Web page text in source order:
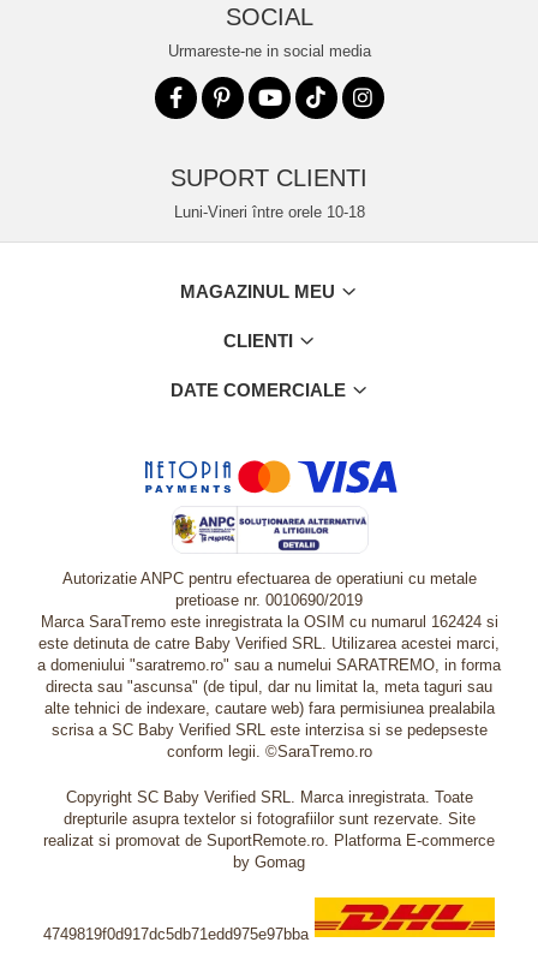
SOCIAL
Urmareste-ne in social media
SUPORT CLIENTI
Luni-Vineri între orele 10-18
MAGAZINUL MEU
CLIENTI
DATE COMERCIALE
Autorizatie ANPC pentru efectuarea de operatiuni cu metale
pretioase nr. 0010690/2019
Marca SaraTremo este inregistrata la OSIM cu numarul 162424 si
este detinuta de catre Baby Verified SRL. Utilizarea acestei marci,
a domeniului "saratremo.ro" sau a numelui SARATREMO, in forma
directa sau "ascunsa" (de tipul, dar nu limitat la, meta taguri sau
alte tehnici de indexare, cautare web) fara permisiunea prealabila
scrisa a SC Baby Verified SRL este interzisa si se pedepseste
conform legii. ©SaraTremo.ro
Copyright SC Baby Verified SRL. Marca inregistrata. Toate
drepturile asupra textelor si fotografiilor sunt rezervate. Site
realizat si promovat de SuportRemote.ro. Platforma E-commerce
by Gomag
4749819f0d917dc5db71edd975e97bba